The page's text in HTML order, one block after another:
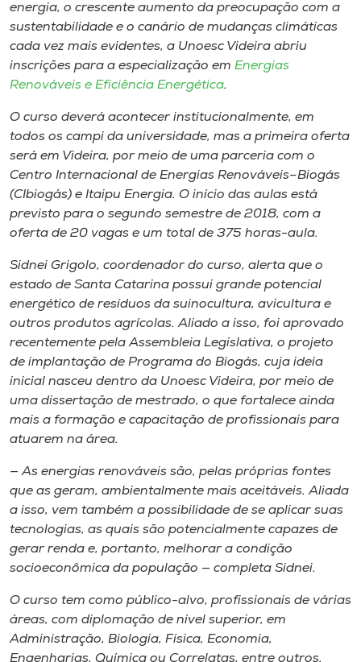
A+
A-
energia, o crescente aumento da preocupação com a
sustentabilidade e o canário de mudanças climáticas
cada vez mais evidentes, a Unoesc Videira abriu
inscrições para a especialização em Energias
Renováveis e Eficiência Energética.
O curso deverá acontecer institucionalmente, em
todos os campi da universidade, mas a primeira oferta
será em Videira, por meio de uma parceria com o
Centro Internacional de Energias Renováveis–Biogás
(CIbiogás) e Itaipu Energia. O início das aulas está
previsto para o segundo semestre de 2018, com a
oferta de 20 vagas e um total de 375 horas-aula.
Sidnei Grigolo, coordenador do curso, alerta que o
estado de Santa Catarina possui grande potencial
energético de resíduos da suinocultura, avicultura e
outros produtos agrícolas. Aliado a isso, foi aprovado
recentemente pela Assembleia Legislativa, o projeto
de implantação de Programa do Biogás, cuja ideia
inicial nasceu dentro da Unoesc Videira, por meio de
uma dissertação de mestrado, o que fortalece ainda
mais a formação e capacitação de profissionais para
atuarem na área.
— As energias renováveis são, pelas próprias fontes
que as geram, ambientalmente mais aceitáveis. Aliada
a isso, vem também a possibilidade de se aplicar suas
tecnologias, as quais são potencialmente capazes de
gerar renda e, portanto, melhorar a condição
socioeconômica da população — completa Sidnei.
O curso tem como público-alvo, profissionais de várias
áreas, com diplomação de nível superior, em
Administração, Biologia, Física, Economia,
Engenharias, Química ou Correlatas, entre outros.